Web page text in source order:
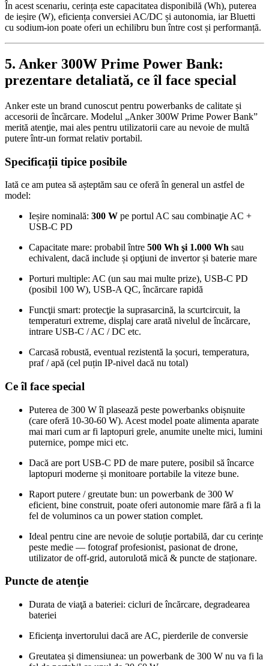
În acest scenariu, cerința este capacitatea disponibilă (Wh), puterea
de ieșire (W), eficiența conversiei AC/DC și autonomia, iar Bluetti
cu sodium‑ion poate oferi un echilibru bun între cost și performanță.
5. Anker 300W Prime Power Bank:
prezentare detaliată, ce îl face special
Anker este un brand cunoscut pentru powerbanks de calitate și
accesorii de încărcare. Modelul „Anker 300W Prime Power Bank”
merită atenţie, mai ales pentru utilizatorii care au nevoie de multă
putere într‑un format relativ portabil.
Specificații tipice posibile
Iată ce am putea să așteptăm sau ce oferă în general un astfel de
model:
Ieșire nominală: 300 W pe portul AC sau combinaţie AC +
USB‑C PD
Capacitate mare: probabil între 500 Wh şi 1.000 Wh sau
echivalent, dacă include și opţiuni de invertor și baterie mare
Porturi multiple: AC (un sau mai multe prize), USB‑C PD
(posibil 100 W), USB‑A QC, încărcare rapidă
Funcţii smart: protecţie la suprasarcină, la scurtcircuit, la
temperaturi extreme, displaj care arată nivelul de încărcare,
intrare USB‑C / AC / DC etc.
Carcasă robustă, eventual rezistentă la șocuri, temperatura,
praf / apă (cel puțin IP‑nivel dacă nu total)
Ce îl face special
Puterea de 300 W îl plasează peste powerbanks obișnuite
(care oferă 10‑30‑60 W). Acest model poate alimenta aparate
mai mari cum ar fi laptopuri grele, anumite unelte mici, lumini
puternice, pompe mici etc.
Dacă are port USB‑C PD de mare putere, posibil să încarce
laptopuri moderne și monitoare portabile la viteze bune.
Raport putere / greutate bun: un powerbank de 300 W
eficient, bine construit, poate oferi autonomie mare fără a fi la
fel de voluminos ca un power station complet.
Ideal pentru cine are nevoie de soluție portabilă, dar cu cerințe
peste medie — fotograf profesionist, pasionat de drone,
utilizator de off‑grid, autorulotă mică & puncte de staționare.
Puncte de atenţie
Durata de viaţă a bateriei: cicluri de încărcare, degradearea
bateriei
Eficienţa invertorului dacă are AC, pierderile de conversie
Greutatea și dimensiunea: un powerbank de 300 W nu va fi la